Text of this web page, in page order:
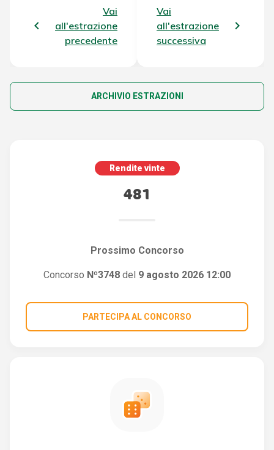
Vai
all'estrazione
precedente
Vai
all'estrazione
successiva
ARCHIVIO ESTRAZIONI
Rendite vinte
481
Prossimo Concorso
Concorso Nº3748 del 9 agosto 2026 12:00
PARTECIPA AL CONCORSO